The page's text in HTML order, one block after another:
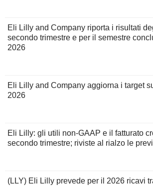
Eli Lilly and Company riporta i risultati
secondo trimestre e per il semestre
2026
Eli Lilly and Company aggiorna i target
2026
Eli Lilly: gli utili non-GAAP e il fatturato
secondo trimestre; riviste al rialzo le
(LLY) Eli Lilly prevede per il 2026 ricavi